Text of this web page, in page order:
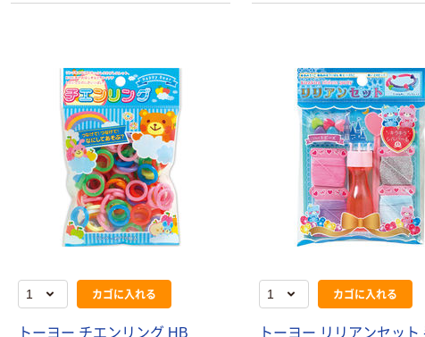
カゴに入れる
トーヨー チエンリング HB
カゴに入れる
トーヨー リリアンセット